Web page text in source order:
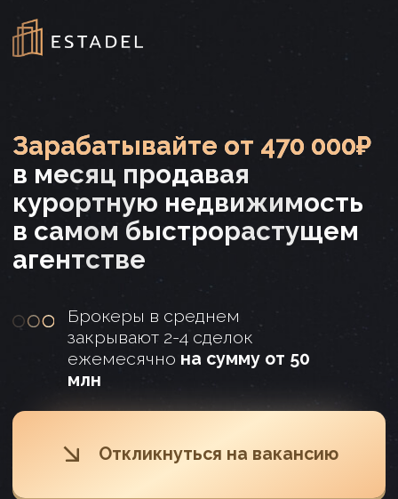
курортную недвижимость
в самом быстрорастущем
агентстве
Брокеры в среднем
закрывают 2-4 сделок
ежемесячнона сумму от 50
млн
Откликнуться на вакансию
персональных данных